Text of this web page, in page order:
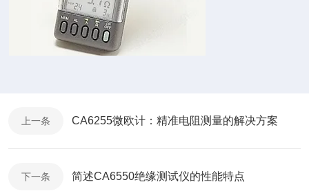
上一条 CA6255微欧计：精准电阻测量的解决方案
下一条 简述CA6550绝缘测试仪的性能特点